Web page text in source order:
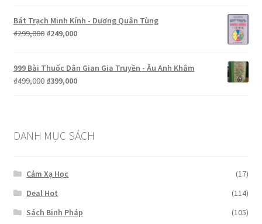
Bát Trạch Minh Kính - Dương Quân Tùng
₫299,000 Giá
₫299,000.
₫249,000Giá
là:
₫249,000.
999 Bài Thuốc Dân Gian Gia Truyền - Âu Anh Khâm
₫499,000 Giá
₫399,000Giá
₫399,000.
DANH MỤC SÁCH
Cảm Xạ Học
(17)
Deal Hot
(114)
Sách Binh Pháp
(105)